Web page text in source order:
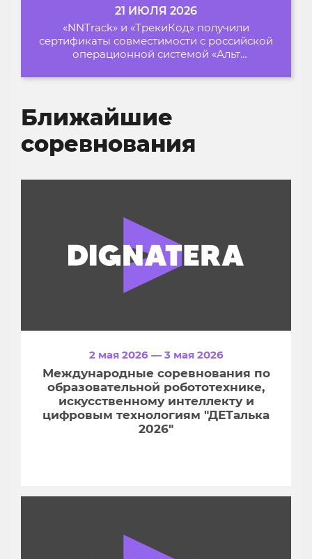
21 ИЮЛЯ 2026
«NNTrack» и «ТрекиКод» получили
сертификаты совместимости с российской
операционной системой «Альт
Ближайшие
соревнования
2 мая 2026 — 3 мая 2026
Международные соревнования по
образовательной робототехнике,
искусственному интеллекту и
цифровым технологиям "ДЕТалька
2026"